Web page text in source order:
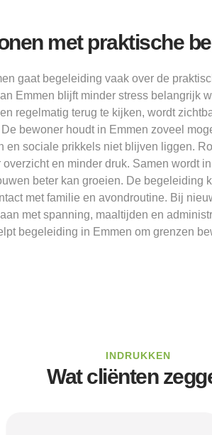
met praktische
gaat begeleiding vaak over de
Emmen blijft minder stress belangrijk
regelmatig terug te kijken, wordt
bewoner houdt in Emmen zoveel
en sociale prikkels niet blijven liggen.
overzicht en minder druk. Samen wordt
beter kan groeien. De begeleiding
met familie en avondroutine. Bij
met spanning, maaltijden en
begeleiding in Emmen om grenzen
INDRUKKEN
Wat cliënten